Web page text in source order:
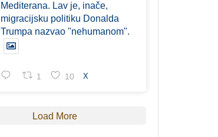
Mediterana. Lav je, inače,
migracijsku politiku Donalda
Trumpa nazvao "nehumanom".
1 10 X
Load More